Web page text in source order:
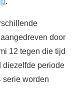
door
12 tegen die tijd
diezelfde periode
serie worden